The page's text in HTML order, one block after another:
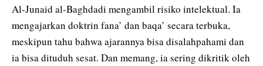
Al-Junaid al-Baghdadi mengambil risiko intelektual. Ia
mengajarkan doktrin fana’ dan baqa’ secara terbuka,
meskipun tahu bahwa ajarannya bisa disalahpahami dan
ia bisa dituduh sesat. Dan memang, ia sering dikritik oleh